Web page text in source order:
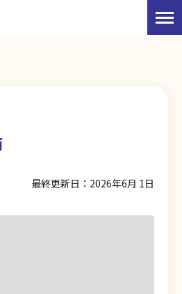
先輩の声
最終更新日：2026年6月 1日